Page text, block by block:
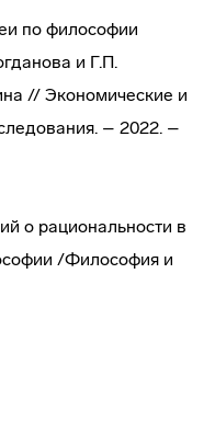
по философии
и Г.П.
// Экономические и
– 2022. –
о рациональности в
/Философия и